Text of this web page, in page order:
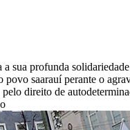
a sua profunda
povo saarauí perante o
direito de